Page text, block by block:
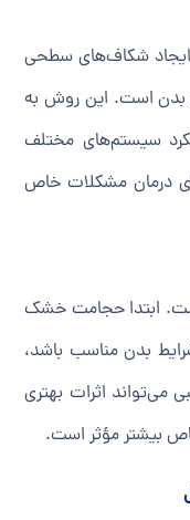
ایجاد شکاف‌های سطحی
بدن است. این روش به
سیستم‌های مختلف
درمان مشکلات خاص
ابتدا حجامت خشک
بدن مناسب باشد،
می‌تواند اثرات بهتری
بیشتر مؤثر است.